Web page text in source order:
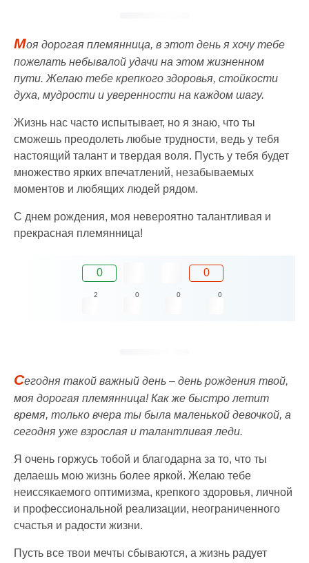
Моя дорогая племянница, в этот день я хочу тебе
пожелать небывалой удачи на этом жизненном
пути. Желаю тебе крепкого здоровья, стойкости
духа, мудрости и уверенности на каждом шагу.
Жизнь нас часто испытывает, но я знаю, что ты
сможешь преодолеть любые трудности, ведь у тебя
настоящий талант и твердая воля. Пусть у тебя будет
множество ярких впечатлений, незабываемых
моментов и любящих людей рядом.
С днем рождения, моя невероятно талантливая и
прекрасная племянница!
0 0
2 0 0 0
Сегодня такой важный день – день рождения твой,
моя дорогая племянница! Как же быстро летит
время, только вчера ты была маленькой девочкой, а
сегодня уже взрослая и талантливая леди.
Я очень горжусь тобой и благодарна за то, что ты
делаешь мою жизнь более яркой. Желаю тебе
неиссякаемого оптимизма, крепкого здоровья, личной
и профессиональной реализации, неограниченного
счастья и радости жизни.
Пусть все твои мечты сбываются, а жизнь радует